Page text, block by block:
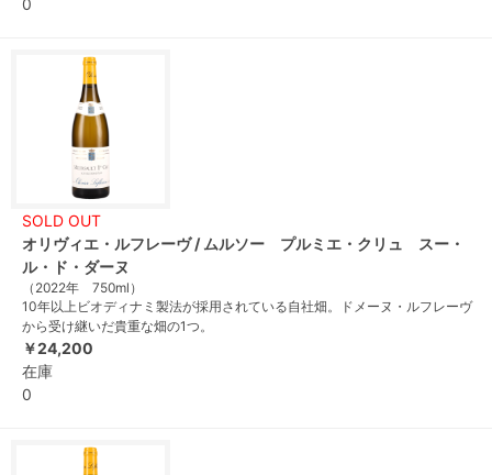
0
SOLD OUT
オリヴィエ・ルフレーヴ / ムルソー プルミエ・クリュ スー・
ル・ド・ダーヌ
（2022年 750ml）
10年以上ビオディナミ製法が採用されている自社畑。ドメーヌ・ルフレーヴ
から受け継いだ貴重な畑の1つ。
￥24,200
在庫
0